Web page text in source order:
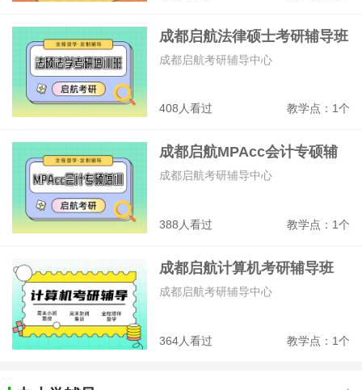
成都启航法律硕士考研辅导班
408人看过 教学点：1个
成都启航考研辅导中心
成都启航MPAcc会计专硕辅
导班
388人看过 教学点：1个
成都启航考研辅导中心
成都启航计算机考研辅导班
364人看过 教学点：1个
成都启航考研辅导中心